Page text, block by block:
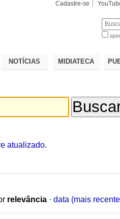
Cadastre-se
NOTÍCIAS MIDIATECA
atualizado.
relevância · data (mais